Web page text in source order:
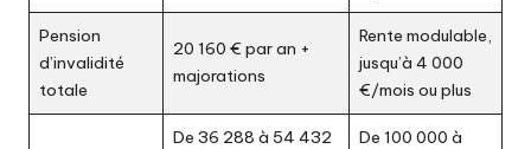
Pension
d’invalidité
totale
20 160 € par an +
majorations
Rente modulable,
jusqu’à 4 000
€/mois ou plus
De 36 288 à 54 432
De 100 000 à